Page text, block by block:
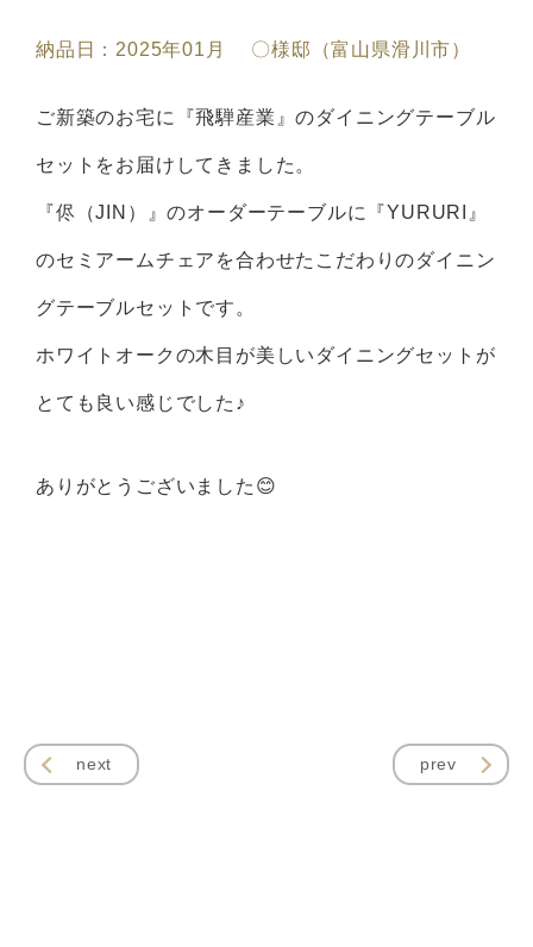
納品日：2025年01月 〇様邸（富山県滑川市）
ご新築のお宅に『飛騨産業』のダイニングテーブル
セットをお届けしてきました。
『侭（JIN）』のオーダーテーブルに『YURURI』
のセミアームチェアを合わせたこだわりのダイニン
グテーブルセットです。
ホワイトオークの木目が美しいダイニングセットが
とても良い感じでした♪
ありがとうございました😊
next prev